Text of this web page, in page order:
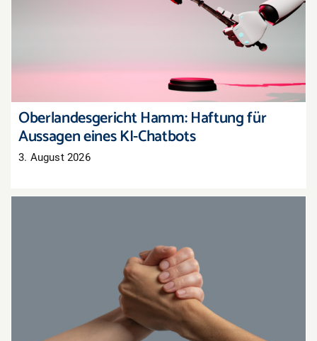
Oberlandesgericht Hamm: Haftung für
Aussagen eines KI-Chatbots
Oberlandesgericht Hamm: Haftung für
Aussagen eines KI-Chatbots
3. August 2026
Gemeinsam stärker: Aktionen mit
Nachbarhändlern organisieren